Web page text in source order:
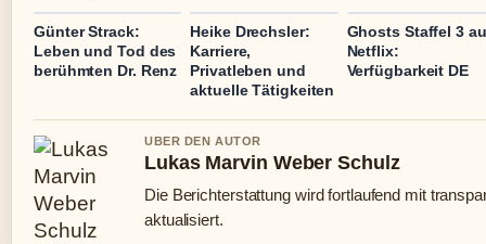
Günter Strack:
Leben und Tod des
berühmten Dr. Renz
Heike Drechsler:
Karriere,
Privatleben und
aktuelle Tätigkeiten
Ghosts Staffel 3
Netflix:
Verfügbarkeit DE
UBER DEN AUTOR
Lukas Marvin Weber Schulz
Die Berichterstattung wird fortlaufend mit
aktualisiert.